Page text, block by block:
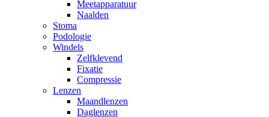
Meetapparatuur
Naalden
Stoma
Podologie
Windels
Zelfklevend
Fixatie
Compressie
Lenzen
Maandlenzen
Daglenzen